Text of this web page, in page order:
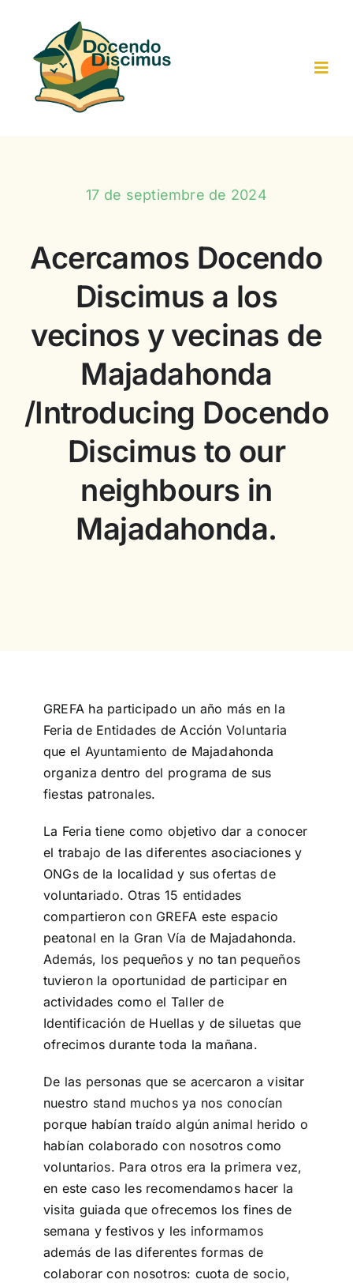
contenido
Resultados
Participantes
Experiencias
17 de septiembre de 2024
Acercamos Docendo
Discimus a los
vecinos y vecinas de
Majadahonda
/Introducing Docendo
Discimus to our
neighbours in
Majadahonda.
GREFA ha participado un año más en la
Feria de Entidades de Acción Voluntaria
que el Ayuntamiento de Majadahonda
organiza dentro del programa de sus
fiestas patronales.
La Feria tiene como objetivo dar a conocer
el trabajo de las diferentes asociaciones y
ONGs de la localidad y sus ofertas de
voluntariado. Otras 15 entidades
compartieron con GREFA este espacio
peatonal en la Gran Vía de Majadahonda.
Además, los pequeños y no tan pequeños
tuvieron la oportunidad de participar en
actividades como el Taller de
Identificación de Huellas y de siluetas que
ofrecimos durante toda la mañana.
De las personas que se acercaron a visitar
nuestro stand muchos ya nos conocían
porque habían traído algún animal herido o
habían colaborado con nosotros como
voluntarios. Para otros era la primera vez,
en este caso les recomendamos hacer la
visita guiada que ofrecemos los fines de
semana y festivos y les informamos
además de las diferentes formas de
colaborar con nosotros: cuota de socio,